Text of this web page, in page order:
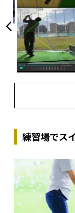
練習場でス